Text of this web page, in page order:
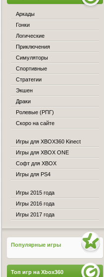
Аркады
Гонки
Логические
Приключения
Симуляторы
Спортивные
Стратегии
Экшен
Драки
Ролевые (РПГ)
Скоро на сайте
Игры для XBOX360 Kinect
Игры для XBOX ONE
Софт для XBOX
Игры для PS4
Игры 2015 года
Игры 2016 года
Игры 2017 года
Популярные игры
Топ игр на Xbox360